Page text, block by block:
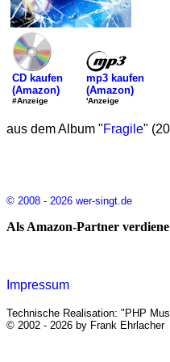
CD kaufen
(Amazon)
#Anzeige
mp3 kaufen
(Amazon)
'Anzeige
aus dem Album "Fragile"
© 2008 - 2026 wer-singt.de
Als Amazon-Partner
Impressum
Technische Realisation: "PHP
© 2002 - 2026 by Frank Ehrlacher